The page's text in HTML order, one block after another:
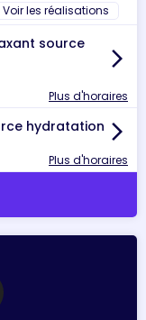
Voir les réalisations
source
arrow_forward_ios
Plus d'horaires
hydratation arrow_forward_ios
Plus d'horaires